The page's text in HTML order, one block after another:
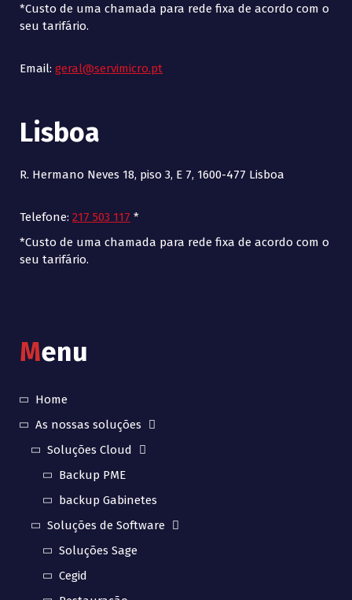
*Custo de uma chamada para rede fixa de acordo com o
seu tarifário.
Email: geral@servimicro.pt
Lisboa
R. Hermano Neves 18, piso 3, E 7, 1600-477 Lisboa
Telefone: 217 503 117 *
*Custo de uma chamada para rede fixa de acordo com o
seu tarifário.
Menu
Home
As nossas soluções
Soluções Cloud
Backup PME
backup Gabinetes
Soluções de Software
Soluções Sage
Cegid